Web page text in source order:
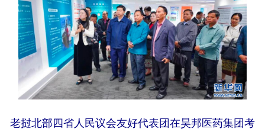
老挝北部四省人民议会友好代表团在昊邦医药集团考